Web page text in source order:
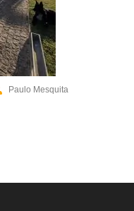
Paulo Mesquita